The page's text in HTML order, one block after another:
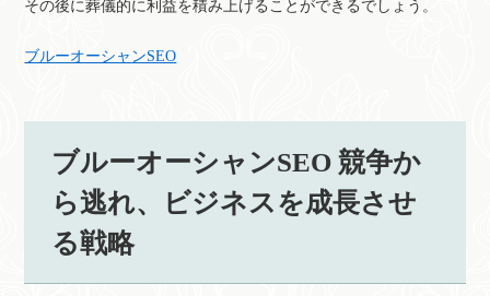
その後に葬儀的に利益を積み上げることができるでしょう。
ブルーオーシャンSEO
ブルーオーシャンSEO 競争か
ら逃れ、ビジネスを成長させ
る戦略